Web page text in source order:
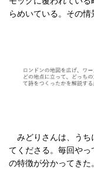
らめいている。その情
みどりさんは、う
てくださる。毎回や
の特徴が分かってき